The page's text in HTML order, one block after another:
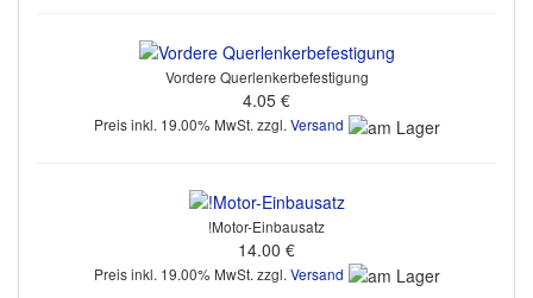
Vordere Querlenkerbefestigung
4.05 €
Preis inkl. 19.00% MwSt. zzgl.Versand
!Motor-Einbausatz
14.00 €
Preis inkl. 19.00% MwSt. zzgl. Versand